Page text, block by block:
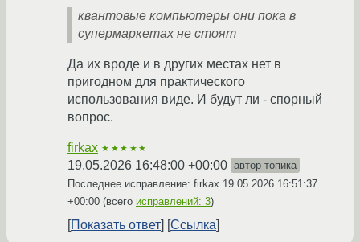
квантовые компьютеры они пока в
супермаркетах не стоят
Да их вроде и в других местах нет в
пригодном для практического
использования виде. И будут ли - спорный
вопрос.
firkax ★★★★★
19.05.2026 16:48:00 +00:00 автор топика
Последнее исправление: firkax 19.05.2026 16:51:37
+00:00 (всего исправлений: 3)
Показать ответ Ссылка